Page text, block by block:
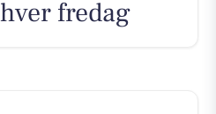
fredag